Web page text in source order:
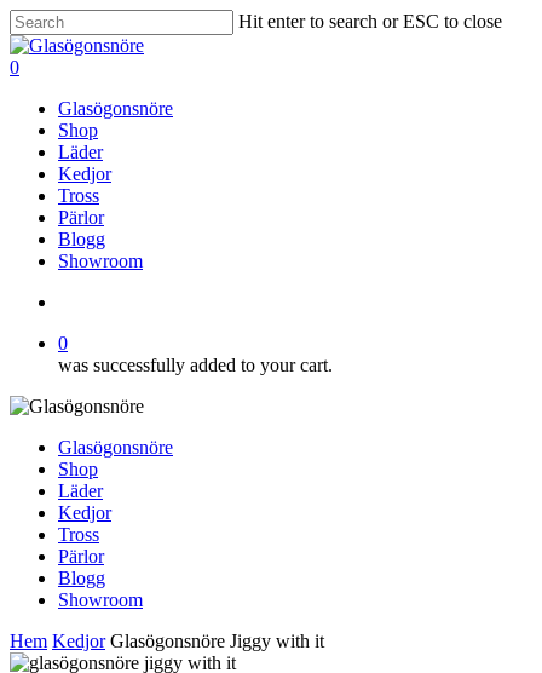
Skip
to
main
Hit enter to search or ESC to close
Close
Search
search
0
Glasögonsnöre
Shop
Läder
Kedjor
Tross
Pärlor
Blogg
Showroom
0
was successfully added to your cart.
Glasögonsnöre
Shop
Läder
Kedjor
Tross
Pärlor
Blogg
Showroom
Hem Kedjor Glasögonsnöre Jiggy with it